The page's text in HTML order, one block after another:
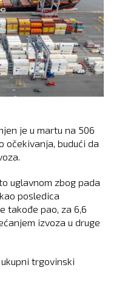
je u martu na 506
očekivanja, budući da
uglavnom zbog pada
posledica
takođe pao, za 6,6
izvoza u druge
trgovinski